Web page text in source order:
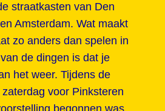
straatkasten van Den
Amsterdam. Wat maakt
zo anders dan spelen in
de dingen is dat je
het weer. Tijdens de
voor Pinksteren